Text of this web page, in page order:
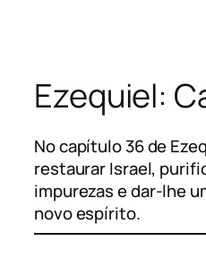
conteúdo
Ezequiel:
No capítulo 36 de
restaurar Israel,
impurezas e dar-lhe
novo espírito.